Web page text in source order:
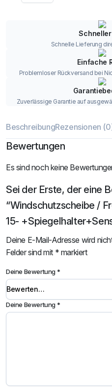
Schnelle Lieferung
Einfache
Problemloser Rückversand bei
Zuverlässige Garantie auf
BeschreibungRezensionen
Bewertungen
Es sind noch keine
Sei der Erste, der eine
“Windschutzscheibe /
15-
Deine E-Mail-Adresse wird
Felder sind mit * markiert
Deine Bewertung*
Deine Bewertung*